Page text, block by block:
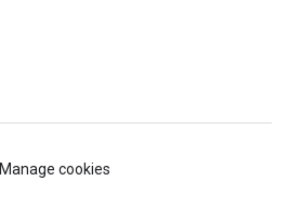
Manage cookies